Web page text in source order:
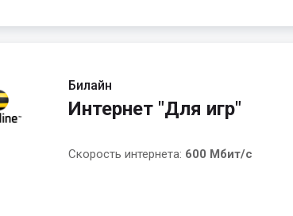
Билайн
Интернет "Для игр"
Скорость интернета: 600 Мбит/с